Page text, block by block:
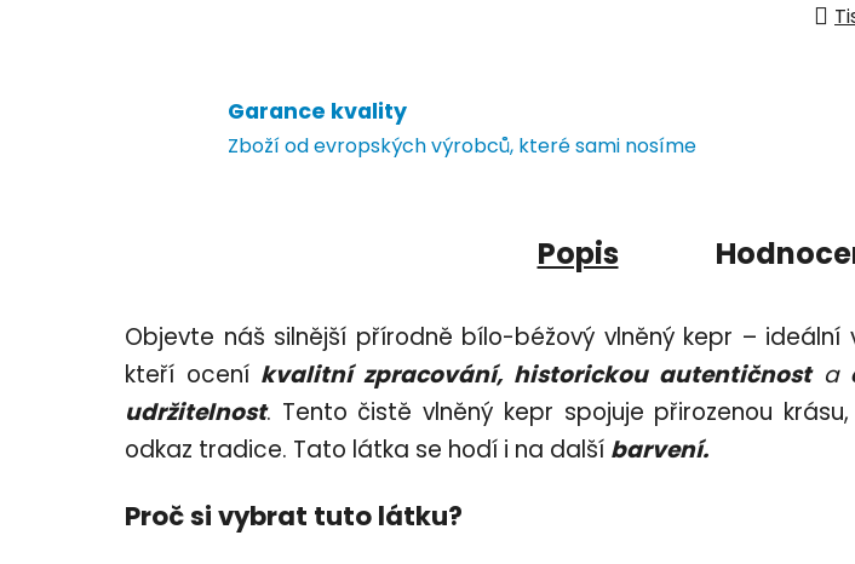
Garance kvality
Zboží od evropských výrobců, které sami nosíme
Popis
Objevte náš silnější přírodně bílo-béžový vlněný kepr – ideální
kteří ocení kvalitní zpracování, historickou autentičnosta
udržitelnost. Tento čistě vlněný kepr spojuje přirozenou
odkaz tradice. Tato látka se hodí i na další barvení.
Proč si vybrat tuto látku?